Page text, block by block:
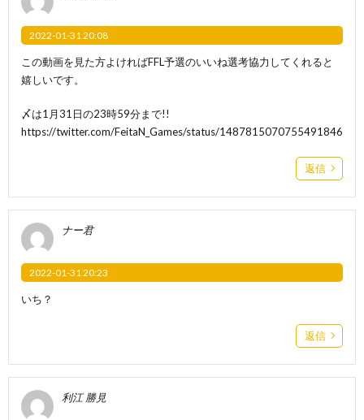
2022-01-31 20:08
この動画を見た方よければFFL予選のいいね選考協力してくれると
嬉しいです。
〆は1月31日の23時59分まで!!
https://twitter.com/FeitaN_Games/status/1487815070755491846
返信
ナー君
2022-01-31 20:23
いち？
返信
利江 勝見